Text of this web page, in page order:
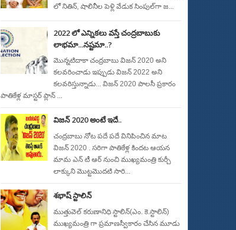
లో నితిన్​, షాలినీల పెళ్లి వేడుక సింపుల్​గా జ...
2022 లో ఎన్నికలు వస్తే చంద్రబాబుకు
లాభమా...నష్టమా..?
మొన్నటిదాకా చంద్రబాబు విజన్ 2020 అని
కలవరించాడు ఇప్పుడు విజన్ 2022 అని
కలవరిస్తున్నాడు... విజన్ 2020 పాలసీ ప్రకారం
పాతికేళ్ల మాస్టర్ ప్లాన్ ...
విజన్ 2020 అంటే ఇదే..
చంద్రబాబు నోట పదే పదే వినిపించిన మాట
విజన్ 2020 . సరిగా పాతికేళ్ల కిందట ఆయన
మామ ఎన్ టీ ఆర్ నుంచి ముఖ్యమంత్రి కుర్చీ
లాక్కుని మొట్టమొదటి సారి...
శభాష్ స్టాలిన్
ముత్తువెల్ కరుణానిధి స్టాలిన్(ఎం. కె.స్టాలిన్)
ముఖ్యమంత్రి గా ప్రమాణస్వీకారం చేసిన మూడు